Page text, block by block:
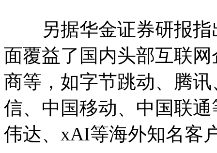
另据华金证券研报指
面覆益了国内头部互联
商等，如字节跳动、腾
信、中国移动、中国联
伟达、xAI等海外知名客